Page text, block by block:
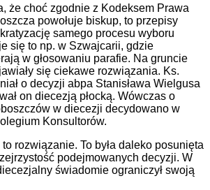
że choć zgodnie z Kodeksem Prawa
powołuje biskup, to przepisy
samego procesu wyboru
się to np. w Szwajcarii, gdzie
w głosowaniu parafie. Na gruncie
się ciekawe rozwiązania. Ks.
o decyzji abpa Stanisława Wielgusa
on diecezją płocką. Wówczas o
w diecezji decydowano w
Konsultorów.
rozwiązanie. To była daleko posunięta
podejmowanych decyzji. W
świadomie ograniczył swoją